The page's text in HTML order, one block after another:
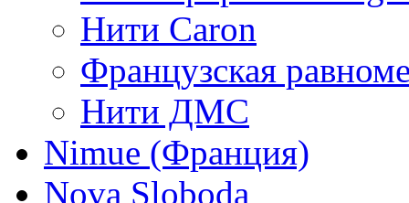
Нити Caron
Французская
Нити ДМС
Nimue (Франция)
Nova Sloboda